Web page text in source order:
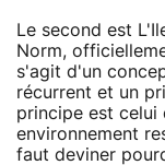
Le second est
Norm,
s'agit d'un
récurrent et un
principe est celui
environnement
faut deviner